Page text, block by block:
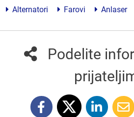
Alternatori Farovi Anlaser
Podelite